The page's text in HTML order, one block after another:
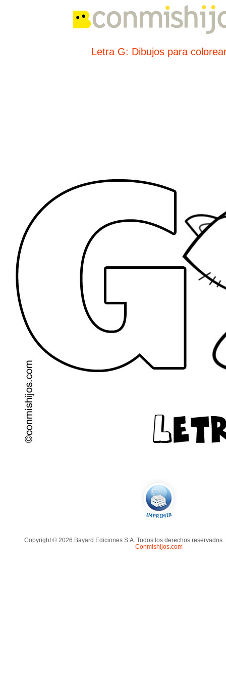
Letra G: Dibujos para
Copyright © 2026 Bayard Ediciones S.A. Todos los derechos reservados.
Conmishijos.com